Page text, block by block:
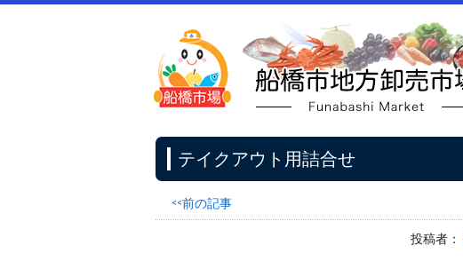
テイクアウト用詰合せ
<<前の記事
投稿者：